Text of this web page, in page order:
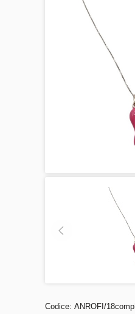
Codice: ANROFI/18compl